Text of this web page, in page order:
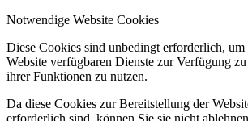
Notwendige Website Cookies
Diese Cookies sind unbedingt erforderlich, um
Website verfügbaren Dienste zur Verfügung
ihrer Funktionen zu nutzen.
Da diese Cookies zur Bereitstellung der
erforderlich sind, können Sie sie nicht